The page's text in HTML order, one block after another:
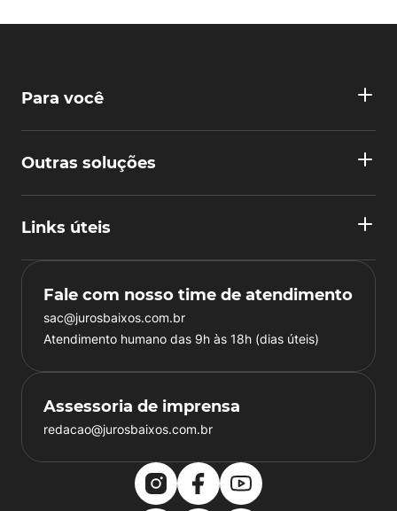
Para você
Outras soluções
Links úteis
Fale com nosso time de atendimento
sac@jurosbaixos.com.br
Atendimento humano das 9h às 18h (dias úteis)
Assessoria de imprensa
redacao@jurosbaixos.com.br